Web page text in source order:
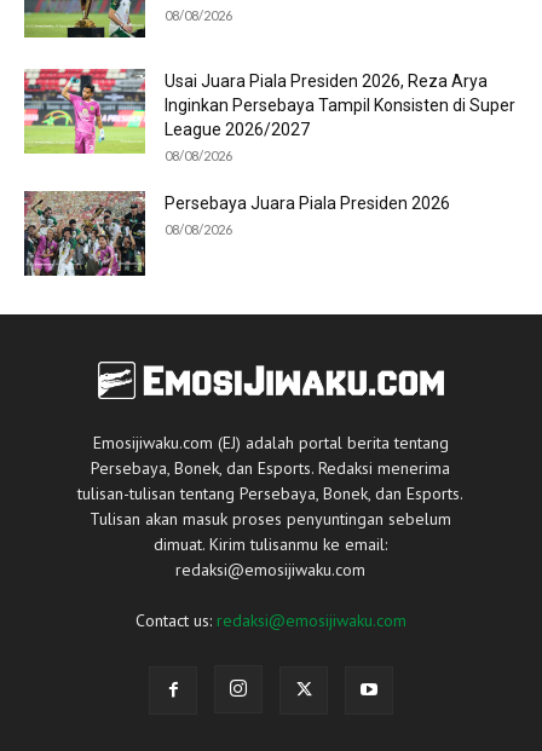
08/08/2026
Usai Juara Piala Presiden 2026, Reza Arya
Inginkan Persebaya Tampil Konsisten di Super
League 2026/2027
08/08/2026
Persebaya Juara Piala Presiden 2026
08/08/2026
Emosijiwaku.com (EJ) adalah portal berita tentang
Persebaya, Bonek, dan Esports. Redaksi menerima
tulisan-tulisan tentang Persebaya, Bonek, dan Esports.
Tulisan akan masuk proses penyuntingan sebelum
dimuat. Kirim tulisanmu ke email:
redaksi@emosijiwaku.com
Contact us: redaksi@emosijiwaku.com